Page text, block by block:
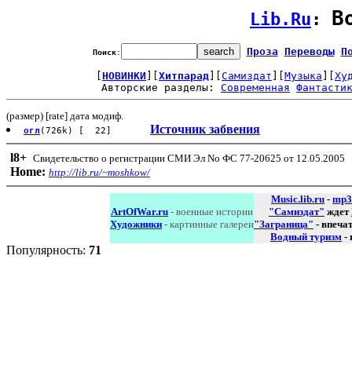
Lib.Ru :
Поиск: Проза Переводы
НОВИНКИ Хитпарад Самиздат Музыка
Авторские разделы: Современная
(размер) [rate] дата модиф.
огл (726k) [ 22] Источник забвения
l8+ Свидетельство о регистрации СМИ Эл No ФС 77-20625 от 12.05.2005
Home: http://lib.ru/~moshkow/
ArtOfWar.ru - военные истории
Художники - картинные галереи
Music.lib.ru - mp3
"Самиздат" ждет
"Заграница" -
Водный туризм -
Популярность: 71